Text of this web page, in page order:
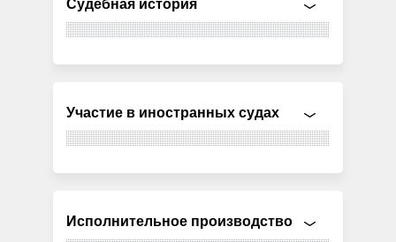
Судебная история
Участие в иностранных судах
Исполнительное производство